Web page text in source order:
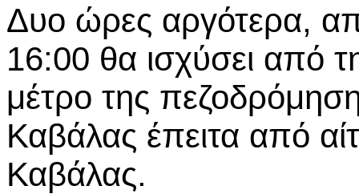
Δυο ώρες αργότερα,
16:00 θα ισχύσει από
μέτρο της
Καβάλας έπειτα από
Καβάλας.